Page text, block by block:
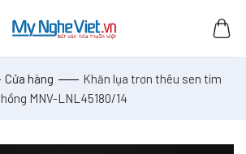
Cửa hàng
Khăn lụa trơn thêu sen tím
hồng MNV-LNL45180/14